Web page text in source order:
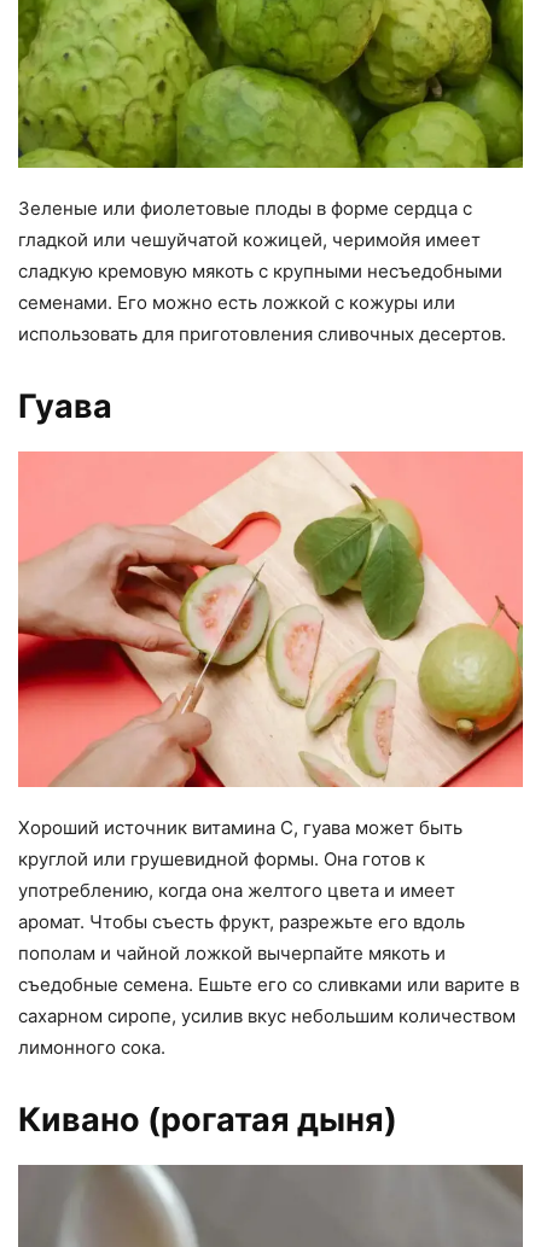
Зеленые или фиолетовые плоды в форме сердца с
гладкой или чешуйчатой ​​кожицей, черимойя имеет
сладкую кремовую мякоть с крупными несъедобными
семенами. Его можно есть ложкой с кожуры или
использовать для приготовления сливочных десертов.
Гуава
Хороший источник витамина С, гуава может быть
круглой или грушевидной формы. Она готов к
употреблению, когда она желтого цвета и имеет
аромат. Чтобы съесть фрукт, разрежьте его вдоль
пополам и чайной ложкой вычерпайте мякоть и
съедобные семена. Ешьте его со сливками или варите в
сахарном сиропе, усилив вкус небольшим количеством
лимонного сока.
Кивано (рогатая дыня)